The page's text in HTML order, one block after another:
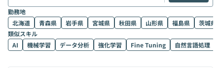
勤務地
北海道
青森県 岩手県 宮城県 秋田県 山形県 福島県
茨城県
類似スキル
AI
機械学習 データ分析 強化学習 Fine Tuning 自然言語処理